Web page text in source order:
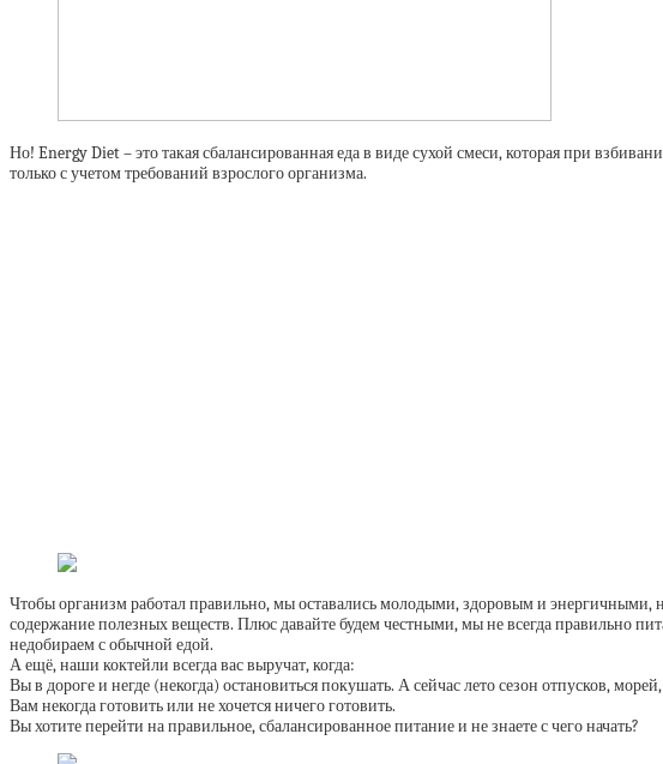
Но! Energy Diet – это такая сбалансированная еда в виде сухой смеси, которая при
только с учетом требований взрослого организма.
Чтобы организм работал правильно, мы оставались молодыми, здоровым и
содержание полезных веществ. Плюс давайте будем честными, мы не всегда правильно
недобираем с обычной едой.
А ещё, наши коктейли всегда вас выручат, когда:
Вы в дороге и негде (некогда) остановиться покушать. А сейчас лето сезон отпусков,
Вам некогда готовить или не хочется ничего готовить.
Вы хотите перейти на правильное, сбалансированное питание и не знаете с чего начать?